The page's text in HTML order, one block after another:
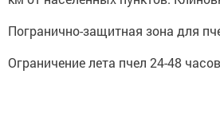
Погранично-защитная зона для
Ограничение лета пчел 24-48